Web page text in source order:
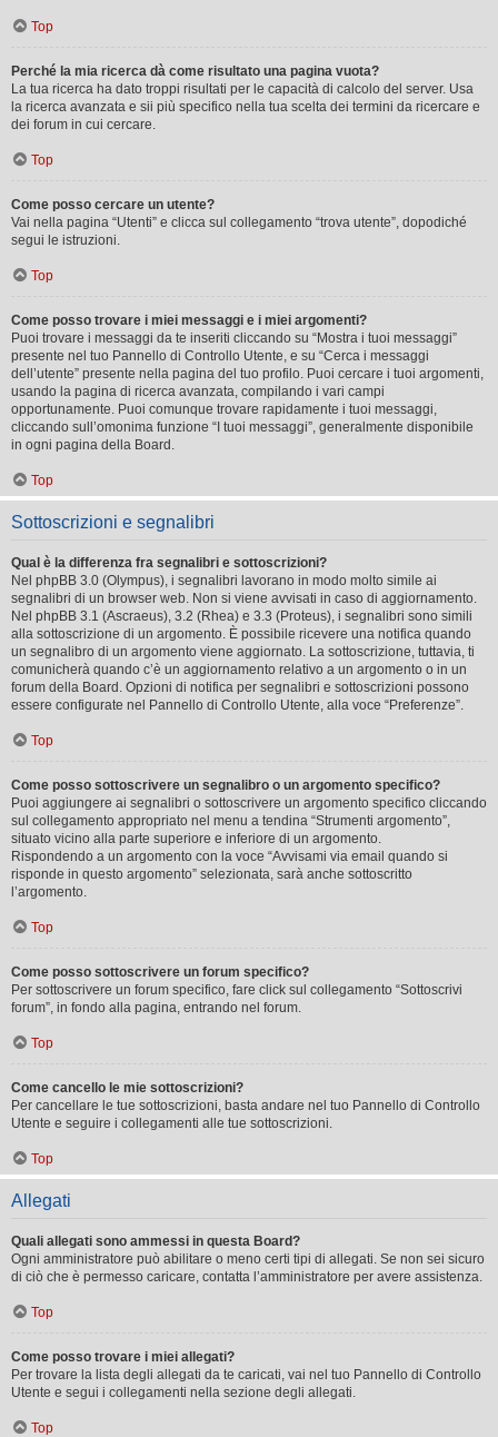
Top
Perché la mia ricerca dà come risultato una pagina vuota?
La tua ricerca ha dato troppi risultati per le capacità di calcolo del server. Usa
la ricerca avanzata e sii più specifico nella tua scelta dei termini da ricercare e
dei forum in cui cercare.
Top
Come posso cercare un utente?
Vai nella pagina “Utenti” e clicca sul collegamento “trova utente”, dopodiché
segui le istruzioni.
Top
Come posso trovare i miei messaggi e i miei argomenti?
Puoi trovare i messaggi da te inseriti cliccando su “Mostra i tuoi messaggi”
presente nel tuo Pannello di Controllo Utente, e su “Cerca i messaggi
dell’utente” presente nella pagina del tuo profilo. Puoi cercare i tuoi argomenti,
usando la pagina di ricerca avanzata, compilando i vari campi
opportunamente. Puoi comunque trovare rapidamente i tuoi messaggi,
cliccando sull’omonima funzione “I tuoi messaggi”, generalmente disponibile
in ogni pagina della Board.
Top
Sottoscrizioni e segnalibri
Qual è la differenza fra segnalibri e sottoscrizioni?
Nel phpBB 3.0 (Olympus), i segnalibri lavorano in modo molto simile ai
segnalibri di un browser web. Non si viene avvisati in caso di aggiornamento.
Nel phpBB 3.1 (Ascraeus), 3.2 (Rhea) e 3.3 (Proteus), i segnalibri sono simili
alla sottoscrizione di un argomento. È possibile ricevere una notifica quando
un segnalibro di un argomento viene aggiornato. La sottoscrizione, tuttavia, ti
comunicherà quando c’è un aggiornamento relativo a un argomento o in un
forum della Board. Opzioni di notifica per segnalibri e sottoscrizioni possono
essere configurate nel Pannello di Controllo Utente, alla voce “Preferenze”.
Top
Come posso sottoscrivere un segnalibro o un argomento specifico?
Puoi aggiungere ai segnalibri o sottoscrivere un argomento specifico cliccando
sul collegamento appropriato nel menu a tendina “Strumenti argomento”,
situato vicino alla parte superiore e inferiore di un argomento.
Rispondendo a un argomento con la voce “Avvisami via email quando si
risponde in questo argomento” selezionata, sarà anche sottoscritto
l’argomento.
Top
Come posso sottoscrivere un forum specifico?
Per sottoscrivere un forum specifico, fare click sul collegamento “Sottoscrivi
forum”, in fondo alla pagina, entrando nel forum.
Top
Come cancello le mie sottoscrizioni?
Per cancellare le tue sottoscrizioni, basta andare nel tuo Pannello di Controllo
Utente e seguire i collegamenti alle tue sottoscrizioni.
Top
Allegati
Quali allegati sono ammessi in questa Board?
Ogni amministratore può abilitare o meno certi tipi di allegati. Se non sei sicuro
di ciò che è permesso caricare, contatta l’amministratore per avere assistenza.
Top
Come posso trovare i miei allegati?
Per trovare la lista degli allegati da te caricati, vai nel tuo Pannello di Controllo
Utente e segui i collegamenti nella sezione degli allegati.
Top